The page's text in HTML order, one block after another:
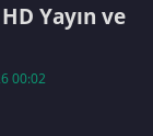
Yayın ve
00:02